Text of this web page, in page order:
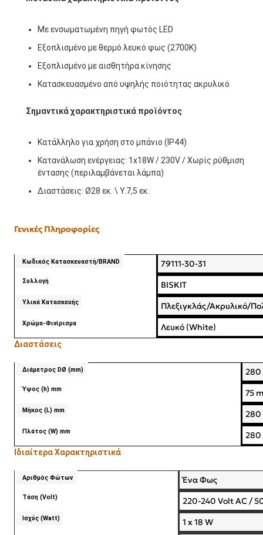
Με ενσωματωμένη πηγή φωτός LED
Εξοπλισμένο με θερμό λευκό φως (2700K)
Εξοπλισμένο με αισθητήρα κίνησης
Κατασκευασμένο από υψηλής ποιότητας ακρυλικό
Σημαντικά χαρακτηριστικά προϊόντος
Κατάλληλο για χρήση στο μπάνιο (IP44)
Κατανάλωση ενέργειας: 1x18W / 230V / Χωρίς ρύθμιση
έντασης (περιλαμβάνεται λάμπα)
Διαστάσεις: Ø28 εκ. \ Υ.7,5 εκ.
Γενικές Πληροφορίες
Κωδικός Κατασκευαστή/BRAND 79111-30-31
Συλλογή BISKIT
Υλικά Κατασκευής Πλεξιγκλάς/Ακρυλικό/
Χρώμα-Φινίρισμα Λευκό (White)
Διαστάσεις
Διάμετρος DØ (mm) 280
Ύψος (h) mm 75
Μήκος (L) mm 280
Πλάτος (W) mm 280
Ιδιαίτερα Χαρακτηριστικά
Αριθμός Φώτων Ένα Φως
Τάση (Volt) 220-240 Volt AC /
Ισχύς (Watt) 1 x 18 W